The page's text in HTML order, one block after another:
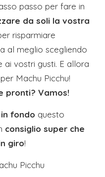
passo per fare in
da soli la vostra
risparmiare
al meglio scegliendo
vostri gusti. E allora
Machu Picchu!
pronti? Vamos!
fondo questo
consiglio super che
giro!